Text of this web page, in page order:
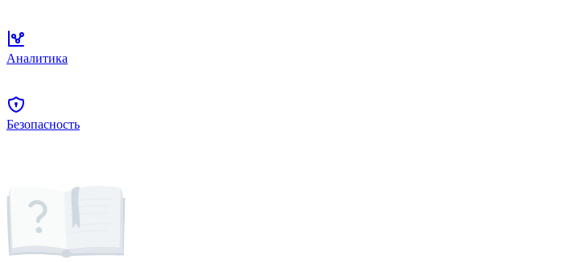
Аналитика
Безопасность